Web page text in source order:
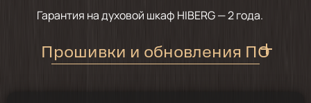
Гарантия на духовой шкаф HIBERG — 2 года.
Прошивки и обновления ПО